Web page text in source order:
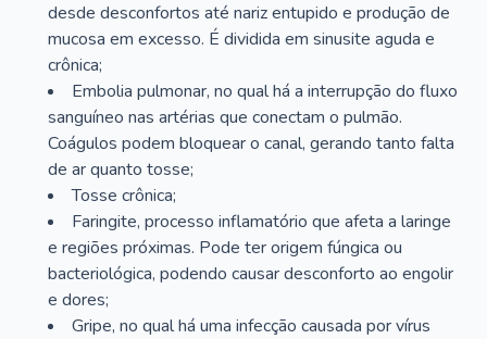
desde desconfortos até nariz entupido e produção de
mucosa em excesso. É dividida em sinusite aguda e
crônica;
Embolia pulmonar, no qual há a interrupção do fluxo
sanguíneo nas artérias que conectam o pulmão.
Coágulos podem bloquear o canal, gerando tanto falta
de ar quanto tosse;
Tosse crônica;
Faringite, processo inflamatório que afeta a laringe
e regiões próximas. Pode ter origem fúngica ou
bacteriológica, podendo causar desconforto ao engolir
e dores;
Gripe, no qual há uma infecção causada por vírus